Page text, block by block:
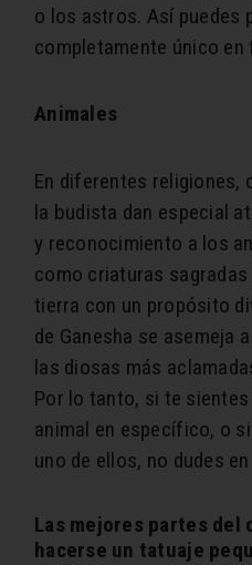
o los astros. Así puedes
completamente único en
Animales
En diferentes religiones,
la budista dan especial
y reconocimiento a los
como criaturas sagradas
tierra con un propósito
de Ganesha se asemeja
las diosas más
Por lo tanto, si te
animal en específico, o
uno de ellos, no dudes
Las mejores partes del
hacerse un tatuaje